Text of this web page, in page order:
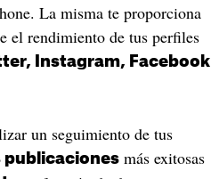
La misma te proporciona
el rendimiento de tus perfiles
Instagram, Facebook
un seguimiento de tus
publicacionesmás exitosas